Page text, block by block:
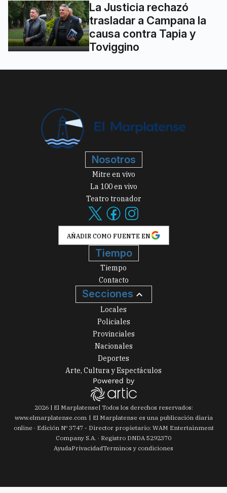
La Justicia rechazó
trasladar a Campana la
causa contra Tapia y
Toviggino
Nosotros
Mitre en vivo
La 100 en vivo
Teatro tronador
AÑADIR COMO FUENTE EN
Tiempo
Tiempo
Contacto
Secciones
Locales
Policiales
Provinciales
Nacionales
Deportes
Arte, Cultura y Espectáculos
2026| El Marplatense| Todos los derechos reservados:
www.elmarplatense.com
El Marplatense es una publicación diaria
online · Edición Nº 3747- Director propietario: WAM Entertainment
Company S.A. · Registro DNDA 5292370
AyudaPrivacidadTerminos y condiciones